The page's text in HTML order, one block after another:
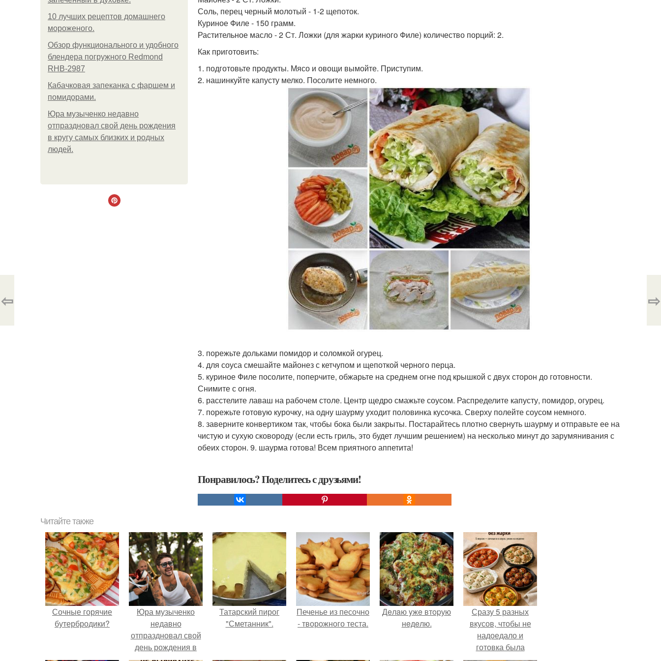
10 лучших рецептов домашнего
мороженого.
Обзор функционального и удобного
блендера погружного Redmond
RHB-2987
Кабачковая запеканка с фаршем и
помидорами.
Юра музыченко недавно
отпраздновал свой день рождения
в кругу самых близких и родных
людей.
Соль, перец черный молотый - 1-2 щепоток.
Куриное Филе - 150 грамм.
Растительное масло - 2 Ст. Ложки (для жарки куриного Филе) количество порций: 2.
Как приготовить:
1. подготовьте продукты. Мясо и овощи вымойте. Приступим.
2. нашинкуйте капусту мелко. Посолите немного.
3. порежьте дольками помидор и соломкой огурец.
4. для соуса смешайте майонез с кетчупом и щепоткой черного перца.
5. куриное Филе посолите, поперчите, обжарьте на среднем огне под крышкой с двух сторон до готовности.
Снимите с огня.
6. расстелите лаваш на рабочем столе. Центр щедро смажьте соусом. Распределите капусту, помидор, огурец.
7. порежьте готовую курочку, на одну шаурму уходит половинка кусочка. Сверху полейте соусом немного.
8. заверните конвертиком так, чтобы бока были закрыты. Постарайтесь плотно свернуть шаурму и отправьте ее на
чистую и сухую сковороду (если есть гриль, это будет лучшим решением) на несколько минут до зарумянивания с
обеих сторон. 9. шаурма готова! Всем приятного аппетита!
Понравилось? Поделитесь с друзьями!
⇦ ⇨
Читайте также
Сочные горячие
бутербродики?
Юра музыченко
недавно
отпраздновал свой
день рождения в
Татарский пирог
"Сметанник".
Печенье из песочно
- творожного теста.
Дeлaю yжe втopую
нeдeлю.
Сразу 5 разных
вкусов, чтобы не
надоедало и
готовка была